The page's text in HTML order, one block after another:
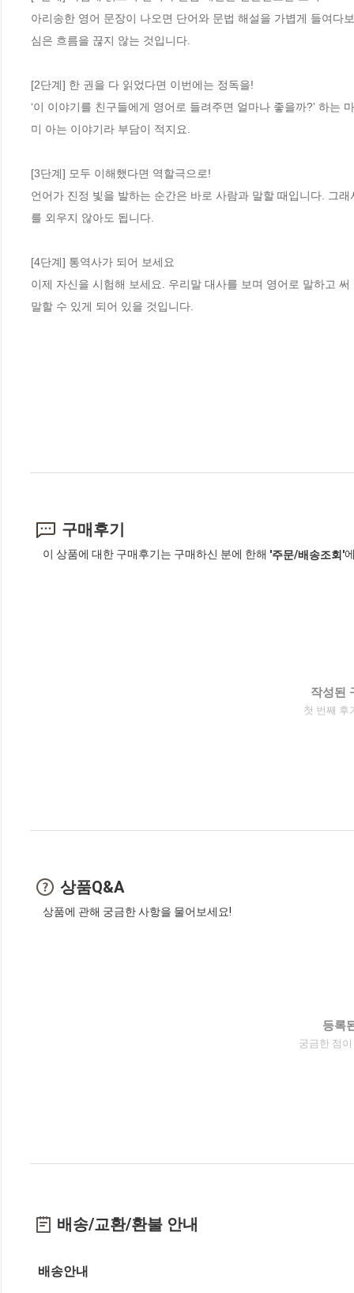
아리송한 영어 문장이 나오면 단어와 문법 해설을 가볍게 들여
심은 흐름을 끊지 않는 것입니다.
[2단계] 한 권을 다 읽었다면 이번에는 정독을!
‘이 이야기를 친구들에게 영어로 들려주면 얼마나 좋을까?’ 하
미 아는 이야기라 부담이 적지요.
[3단계] 모두 이해했다면 역할극으로!
언어가 진정 빛을 발하는 순간은 바로 사람과 말할 때입니다. 그
를 외우지 않아도 됩니다.
[4단계] 통역사가 되어 보세요
이제 자신을 시험해 보세요. 우리말 대사를 보며 영어로 말하고
말할 수 있게 되어 있을 것입니다.
구매후기
이 상품에 대한 구매후기는 구매하신 분에 한해 '주문/배송조회'
작성된
첫 번째 후
상품Q&A
상품에 관해 궁금한 사항을 물어보세요!
등록
궁금한 점
배송/교환/환불 안내
배송안내